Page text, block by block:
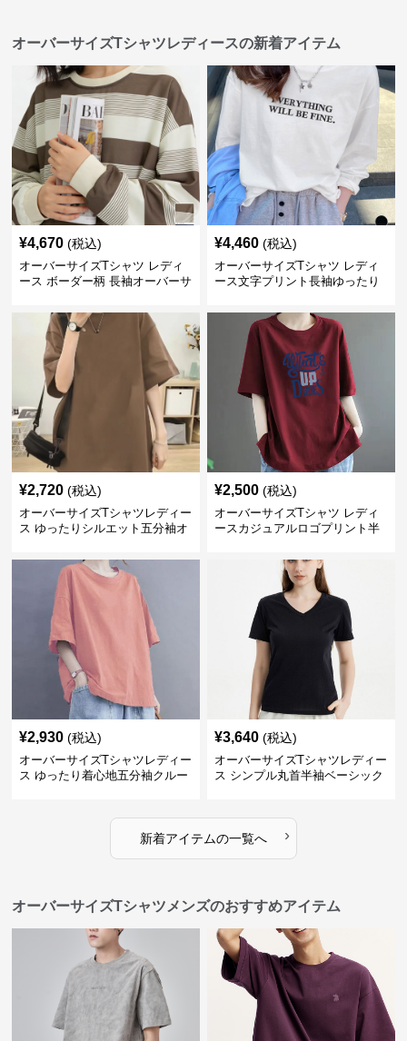
オーバーサイズTシャツレディースの新着アイテム
¥4,670 (税込)
オーバーサイズTシャツ レディ
ース ボーダー柄 長袖オーバーサ
¥4,460 (税込)
オーバーサイズTシャツ レディ
ース文字プリント長袖ゆったり
¥2,720 (税込)
オーバーサイズTシャツレディー
ス ゆったりシルエット五分袖オ
¥2,500 (税込)
オーバーサイズTシャツ レディ
ースカジュアルロゴプリント半
¥2,930 (税込)
オーバーサイズTシャツレディー
ス ゆったり着心地五分袖クルー
¥3,640 (税込)
オーバーサイズTシャツレディー
ス シンプル丸首半袖ベーシック
新着アイテムの一覧へ ›
オーバーサイズTシャツメンズのおすすめアイテム